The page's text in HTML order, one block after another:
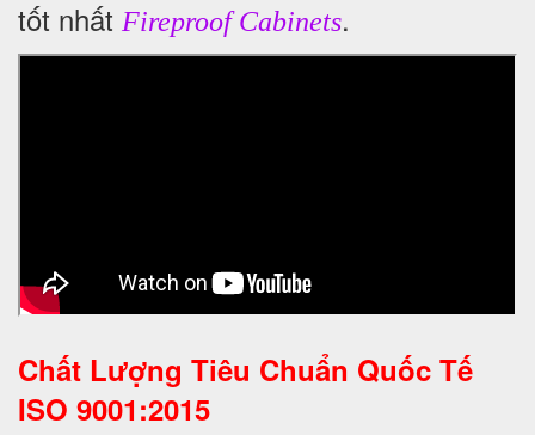
tốt nhất Fireproof Cabinets.
Chất Lượng Tiêu Chuẩn Quốc Tế
ISO 9001:2015